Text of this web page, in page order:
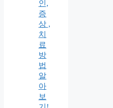
인,
증
상 ,
치
료
방
법
알
아
보